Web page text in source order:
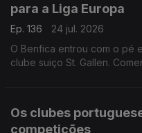
para a Liga Europa
Ep. 136
24 jul. 2026
O Benfica entrou com o pé
clube suiço St. Gallen.
Os clubes
competições